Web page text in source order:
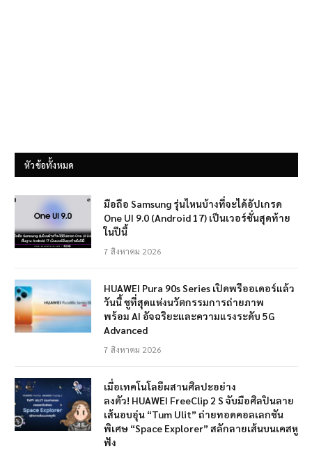
หัวข้อทั้งหมด
มือถือ Samsung รุ่นไหนบ้างที่จะได้อัปเกรด
One UI 9.0 (Android 17) เป็นเวอร์ชั่นสุดท้าย
ในปีนี้
7 สิงหาคม 2026
HUAWEI Pura 90s Series เปิดพรีออเดอร์แล้ว
วันนี้ ชูที่สุดแห่งนวัตกรรมการถ่ายภาพ
พร้อม AI อัจฉริยะและความแรงระดับ 5G
Advanced
7 สิงหาคม 2026
เมื่อเทคโนโลยีผสานศิลปะอย่าง
ลงตัว! HUAWEI FreeClip 2 S จับมือศิลปินลาย
เส้นอบอุ่น “Tum Ulit” ถ่ายทอดคอลเลกชัน
พิเศษ “Space Explorer” สลักลายเส้นบนเคสหู
ฟัง